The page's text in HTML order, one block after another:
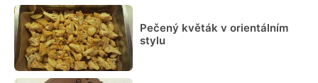
Pečený květák v orientálním
stylu